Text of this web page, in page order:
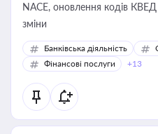
NACE, оновлення кодів КВЕД
зміни
Банківська діяльність
Фінансові послуги
+13